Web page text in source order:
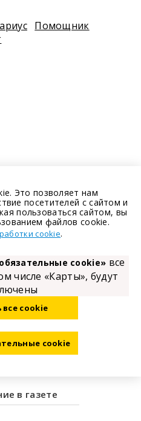
Помощник
в газете
Это позволяет нам
посетителей с сайтом и
пользоваться сайтом, вы
файлов cookie.
cookie.
cookie» все
числе «Карты», будут
все cookie
cookie